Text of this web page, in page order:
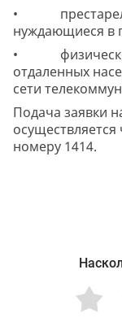
•
нуждающиеся в
•
отдаленных
сети
Подача заявки
номеру 1414.